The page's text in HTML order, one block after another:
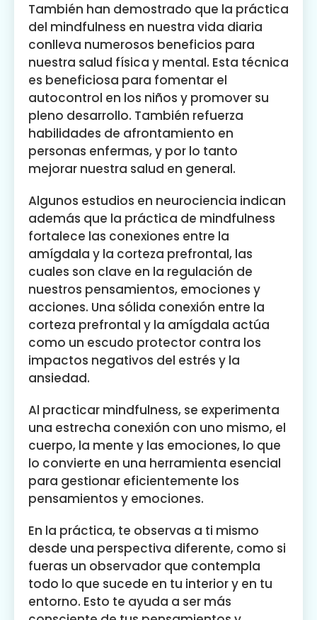
También han demostrado que la práctica
del mindfulness en nuestra vida diaria
conlleva numerosos beneficios para
nuestra salud física y mental. Esta técnica
es beneficiosa para fomentar el
autocontrol en los niños y promover su
pleno desarrollo. También refuerza
habilidades de afrontamiento en
personas enfermas, y por lo tanto
mejorar nuestra salud en general.
Algunos estudios en neurociencia indican
además que la práctica de mindfulness
fortalece las conexiones entre la
amígdala y la corteza prefrontal, las
cuales son clave en la regulación de
nuestros pensamientos, emociones y
acciones. Una sólida conexión entre la
corteza prefrontal y la amígdala actúa
como un escudo protector contra los
impactos negativos del estrés y la
ansiedad.
Al practicar mindfulness, se experimenta
una estrecha conexión con uno mismo, el
cuerpo, la mente y las emociones, lo que
lo convierte en una herramienta esencial
para gestionar eficientemente los
pensamientos y emociones.
En la práctica, te observas a ti mismo
desde una perspectiva diferente, como si
fueras un observador que contempla
todo lo que sucede en tu interior y en tu
entorno. Esto te ayuda a ser más